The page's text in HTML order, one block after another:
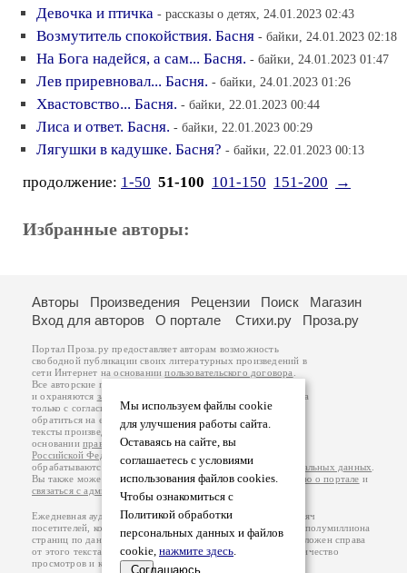
Девочка и птичка - рассказы о детях, 24.01.2023 02:43
Возмутитель спокойствия. Басня - байки, 24.01.2023 02:18
На Бога надейся, а сам... Басня. - байки, 24.01.2023 01:47
Лев приревновал... Басня. - байки, 24.01.2023 01:26
Хвастовство... Басня. - байки, 22.01.2023 00:44
Лиса и ответ. Басня. - байки, 22.01.2023 00:29
Лягушки в кадушке. Басня? - байки, 22.01.2023 00:13
продолжение: 1-50 51-100 101-150 151-200 →
Избранные авторы:
Мы используем файлы cookie
для улучшения работы сайта.
Оставаясь на сайте, вы
соглашаетесь с условиями
использования файлов cookies.
Чтобы ознакомиться с
Политикой обработки
персональных данных и файлов
cookie, нажмите здесь.
Соглашаюсь
Авторы Произведения Рецензии Поиск
Магазин
Вход для авторов
О портале Стихи.ру Проза.ру
Портал Проза.ру предоставляет авторам возможность
свободной публикации своих литературных произведений в
сети Интернет на основаниипользовательского договора
Все авторские права на произведения принадлежат авторам
и охраняются законом
. Перепечатка произведений возможна
только с согласия его автора, к которому вы можете
обратиться на его авторской странице. Ответственность за
тексты произведений авторы несут самостоятельно на
основанииправил публикацииизаконодательства
Российской Федерации
обрабатываются на основанииПолитики обработки персональных данных
Вы также можете посмотреть более подробнуюинформацию о портале и
связаться с администрацией
Ежедневная аудитория портала Проза.ру – порядка 100 тысяч
посетителей, которые в общей сумме просматривают более полумиллиона
страниц по данным счетчика посещаемости, который расположен справа
от этого текста. В каждой графе указано по две цифры: количество
просмотров и количество посетителей.